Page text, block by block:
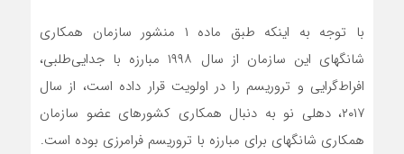
با توجه به اینکه طبق ماده ۱ منشور سازمان همکاری
شانگهای این سازمان از سال ۱۹۹۸ مبارزه با جدایی‌طلبی،
افراط‌گرایی و تروریسم را در اولویت قرار داده است، از سال
۲۰۱۷، دهلی نو به دنبال همکاری کشورهای عضو سازمان
همکاری شانگهای برای مبارزه با تروریسم فرامرزی بوده است.